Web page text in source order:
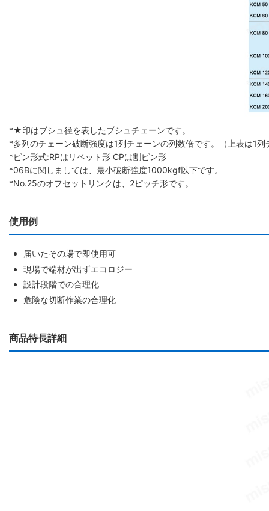
*★印はブシュ径を表したブシュチェーンです。
*多列のチェーン破断強度は1列チェーンの列数倍です。（上表は1
*ピン形式:RPはリベット形 CPは割ピン形
*06Bに関しましては、最小破断強度1000kgf以下です。
*No.25のオフセットリンクは、2ピッチ形です。
使用例
届いたその場で即使用可
現場で端材が出ずエコロジー
設計段階での合理化
危険な切断作業の合理化
商品特長詳細